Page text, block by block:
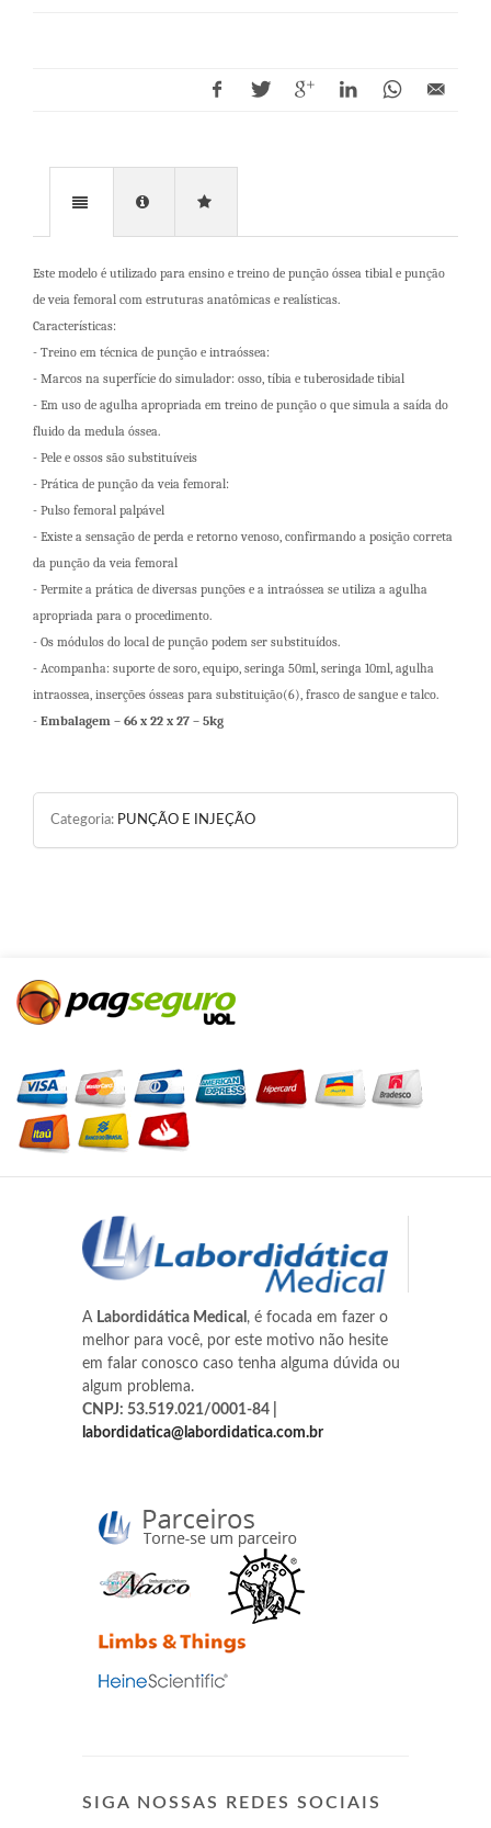
Este modelo é utilizado para ensino e treino de punção óssea tibial e punção
de veia femoral com estruturas anatômicas e realísticas.
Características:
- Treino em técnica de punção e intraóssea:
- Marcos na superfície do simulador: osso, tíbia e tuberosidade tibial
- Em uso de agulha apropriada em treino de punção o que simula a saída do
fluido da medula óssea.
- Pele e ossos são substituíveis
- Prática de punção da veia femoral:
- Pulso femoral palpável
- Existe a sensação de perda e retorno venoso, confirmando a posição correta
da punção da veia femoral
- Permite a prática de diversas punções e a intraóssea se utiliza a agulha
apropriada para o procedimento.
- Os módulos do local de punção podem ser substituídos.
- Acompanha: suporte de soro, equipo, seringa 50ml, seringa 10ml, agulha
intraossea, inserções ósseas para substituição(6), frasco de sangue e talco.
- Embalagem – 66 x 22 x 27 – 5kg
Categoria: PUNÇÃO E INJEÇÃO
A Labordidática Medical , é focada em fazer o
melhor para você, por este motivo não hesite
em falar conosco caso tenha alguma dúvida ou
algum problema.
CNPJ: 53.519.021/0001-84 |
labordidatica@labordidatica.com.br
SIGA NOSSAS REDES SOCIAIS